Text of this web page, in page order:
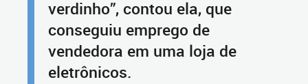
verdinho”, contou ela, que
conseguiu emprego de
vendedora em uma loja de
eletrônicos.